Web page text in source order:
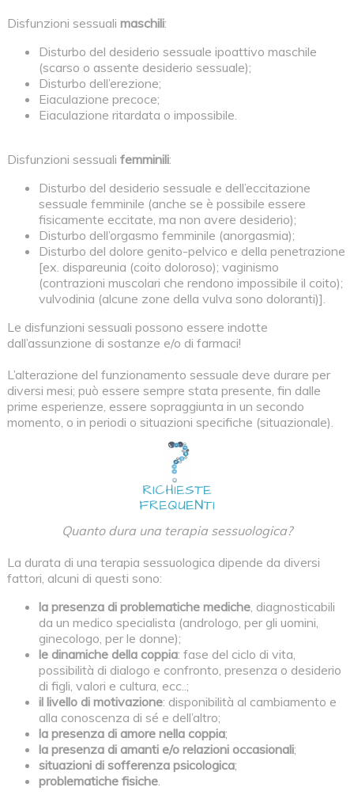
Disfunzioni sessuali maschili:
Disturbo del desiderio sessuale ipoattivo maschile
(scarso o assente desiderio sessuale);
Disturbo dell’erezione;
Eiaculazione precoce;
Eiaculazione ritardata o impossibile.
Disfunzioni sessuali femminili:
Disturbo del desiderio sessuale e dell’eccitazione
sessuale femminile (anche se è possibile essere
fisicamente eccitate, ma non avere desiderio);
Disturbo dell’orgasmo femminile (anorgasmia);
Disturbo del dolore genito-pelvico e della penetrazione
[ex. dispareunia (coito doloroso); vaginismo
(contrazioni muscolari che rendono impossibile il coito);
vulvodinia (alcune zone della vulva sono doloranti)].
Le disfunzioni sessuali possono essere indotte
dall’assunzione di sostanze e/o di farmaci!
L’alterazione del funzionamento sessuale deve durare per
diversi mesi; può essere sempre stata presente, fin dalle
prime esperienze, essere sopraggiunta in un secondo
momento, o in periodi o situazioni specifiche (situazionale).
Quanto dura una terapia sessuologica?
La durata di una terapia sessuologica dipende da diversi
fattori, alcuni di questi sono:
la presenza di problematiche mediche, diagnosticabili
da un medico specialista (andrologo, per gli uomini,
ginecologo, per le donne);
le dinamiche della coppia: fase del ciclo di vita,
possibilità di dialogo e confronto, presenza o desiderio
di figli, valori e cultura, ecc..;
il livello di motivazione: disponibilità al cambiamento e
alla conoscenza di sé e dell’altro;
la presenza di amore nella coppia;
la presenza di amanti e/o relazioni occasionali;
situazioni di sofferenza psicologica;
problematiche fisiche.